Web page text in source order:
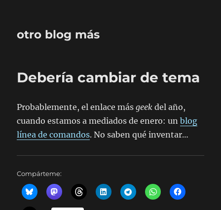
otro blog más
Debería cambiar de tema
Probablemente, el enlace másgeek del año,
cuando estamos a mediados de enero: unblog
línea de comandos. No saben qué inventar…
Compárteme: